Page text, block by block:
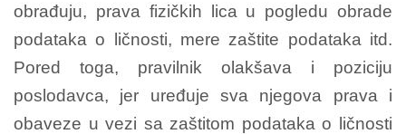
obrađuju, prava fizičkih lica u pogledu obrade
podataka o ličnosti, mere zaštite podataka itd.
Pored toga, pravilnik olakšava i poziciju
poslodavca, jer uređuje sva njegova prava i
obaveze u vezi sa zaštitom podataka o ličnosti